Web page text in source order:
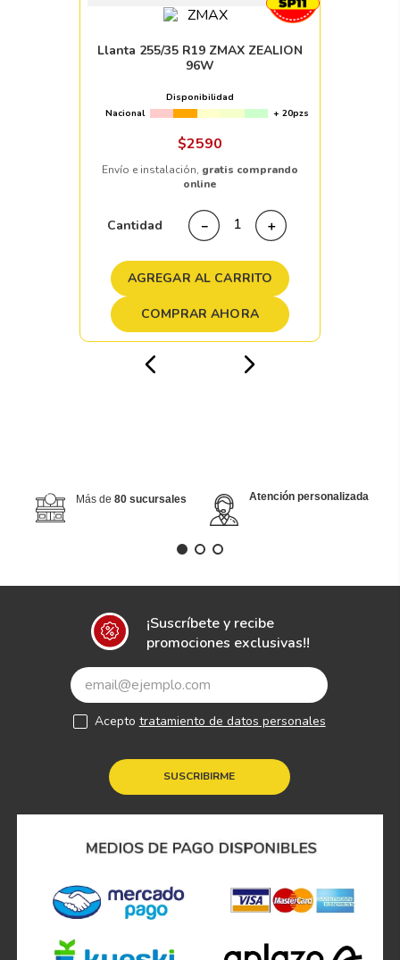
Llanta 255/35 R19 ZMAX ZEALION
96W
Disponibilidad
Nacional
+ 20pzs
$2590
Envío e instalación, gratis comprando
online
Cantidad ＋
－
AGREGAR AL CARRITO
COMPRAR AHORA
Más de 80 sucursales Atención personalizada
¡Suscríbete y recibe
promociones exclusivas!!
SUSCRIBIRME
Acepto tratamiento de datos personales